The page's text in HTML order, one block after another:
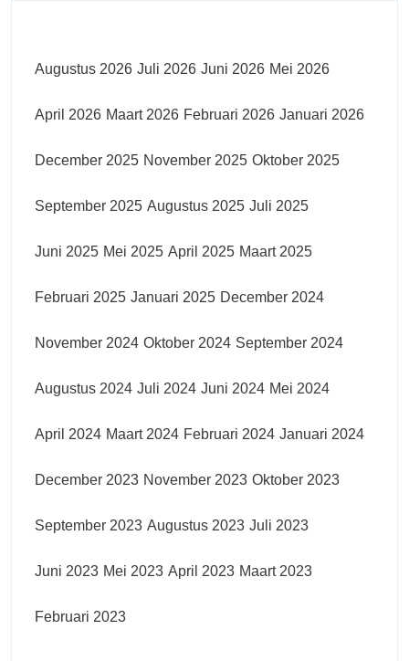
Augustus 2026 Juli 2026 Juni 2026 Mei 2026
April 2026 Maart 2026 Februari 2026 Januari 2026
December 2025 November 2025 Oktober 2025
September 2025 Augustus 2025 Juli 2025
Juni 2025 Mei 2025 April 2025 Maart 2025
Februari 2025 Januari 2025 December 2024
November 2024 Oktober 2024 September 2024
Augustus 2024 Juli 2024 Juni 2024 Mei 2024
April 2024 Maart 2024 Februari 2024 Januari 2024
December 2023 November 2023 Oktober 2023
September 2023 Augustus 2023 Juli 2023
Juni 2023 Mei 2023 April 2023 Maart 2023
Februari 2023